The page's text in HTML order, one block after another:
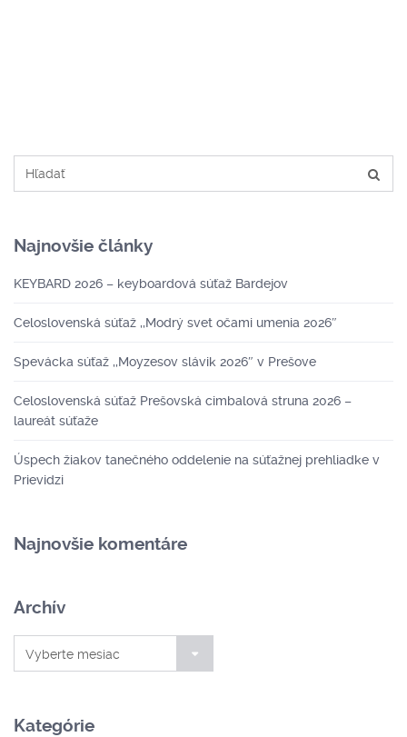
Najnovšie články
KEYBARD 2026 – keyboardová súťaž Bardejov
Celoslovenská súťaž ,,Modrý svet očami umenia 2026″
Spevácka súťaž ,,Moyzesov slávik 2026″ v Prešove
Celoslovenská súťaž Prešovská cimbalová struna 2026 –
laureát súťaže
Úspech žiakov tanečného oddelenie na súťažnej prehliadke v
Prievidzi
Najnovšie komentáre
Archív
Vyberte mesiac
Kategórie